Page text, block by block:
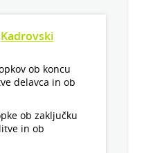
Kadrovski
ob koncu
delavca in ob
ob zaključku
in ob